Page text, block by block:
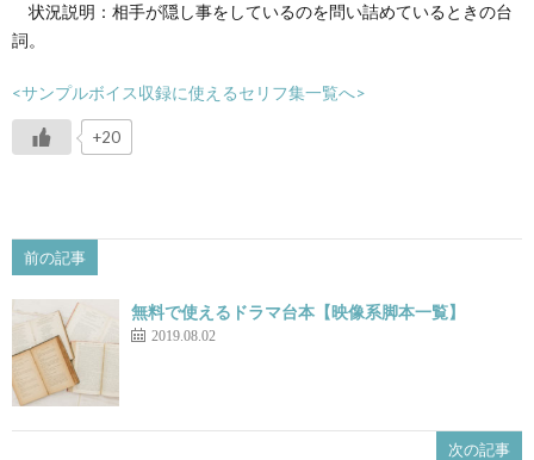
状況説明：相手が隠し事をしているのを問い詰めているときの台
詞。
<サンプルボイス収録に使えるセリフ集一覧へ>
+20
前の記事
無料で使えるドラマ台本【映像系脚本一覧】
2019.08.02
次の記事